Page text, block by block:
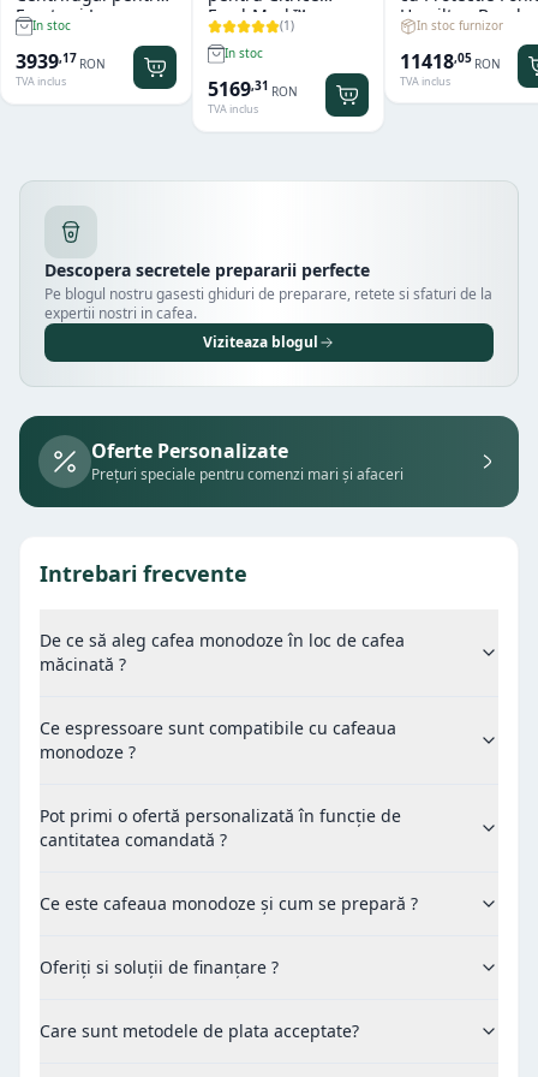
Fructe si Legume
Hendi
In stoc
3939,17 RON
TVA inclus
FreshMark™
Hamilton Beach
(1)
In stoc
5169,31 RON
TVA inclus
Hamilton Beach
Summit® Edge
In stoc furnizor
11418,05 RON
TVA inclus
Descopera secretele prepararii perfecte
Pe blogul nostru gasesti ghiduri de preparare, retete si sfaturi de la
expertii nostri in cafea.
Viziteaza blogul
Oferte Personalizate
Prețuri speciale pentru comenzi mari și afaceri
Intrebari frecvente
De ce să aleg cafea monodoze în loc de cafea
măcinată ?
Ce espressoare sunt compatibile cu cafeaua
monodoze ?
Pot primi o ofertă personalizată în funcție de
cantitatea comandată ?
Ce este cafeaua monodoze și cum se prepară ?
Oferiți si soluții de finanțare ?
Care sunt metodele de plata acceptate?